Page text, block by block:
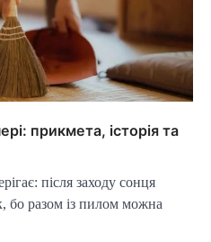
прикмета, історія та
після заходу сонця
бо разом із пилом можна